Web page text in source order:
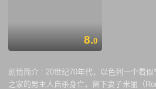
8.0
剧情简介 : 20世纪70年代，以色列一个看
之家的男主人自杀身亡，留下妻子米丽（